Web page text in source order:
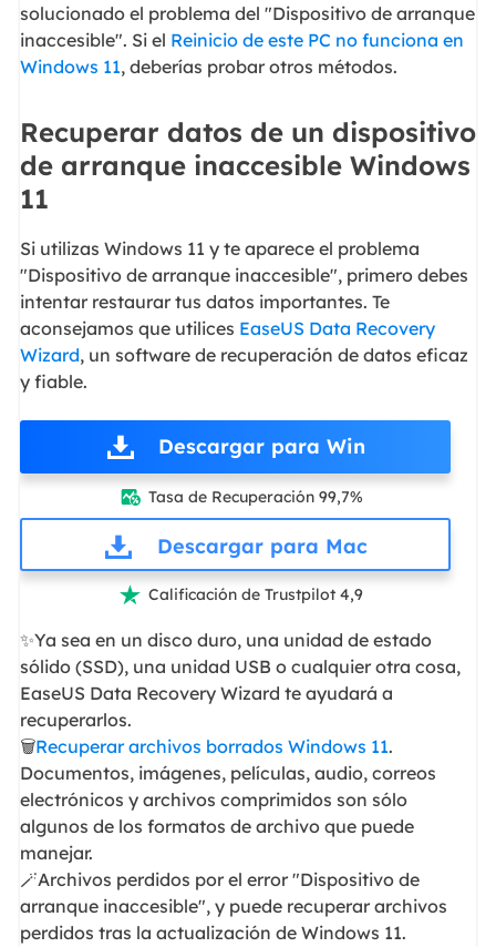
solucionado el problema del "Dispositivo de arranque
inaccesible". Si el Reinicio de este PC no funciona en
Windows 11, deberías probar otros métodos.
Recuperar datos de un dispositivo
de arranque inaccesible Windows
11
Si utilizas Windows 11 y te aparece el problema
"Dispositivo de arranque inaccesible", primero debes
intentar restaurar tus datos importantes. Te
aconsejamos que utilices EaseUS Data Recovery
Wizard, un software de recuperación de datos eficaz
y fiable.
Descargar para Win
 Tasa de Recuperación 99,7%
Descargar para Mac
 Calificación de Trustpilot 4,9
✨Ya sea en un disco duro, una unidad de estado
sólido (SSD), una unidad USB o cualquier otra cosa,
EaseUS Data Recovery Wizard te ayudará a
recuperarlos.
🗑️Recuperar archivos borrados Windows 11.
Documentos, imágenes, películas, audio, correos
electrónicos y archivos comprimidos son sólo
algunos de los formatos de archivo que puede
manejar.
🪄Archivos perdidos por el error "Dispositivo de
arranque inaccesible", y puede recuperar archivos
perdidos tras la actualización de Windows 11.